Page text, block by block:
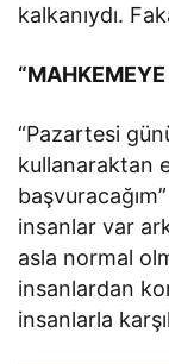
kalkanıydı.
“Pazartesi
kullanaraktan
insanlar var
asla normal
insanlardan
insanlarla